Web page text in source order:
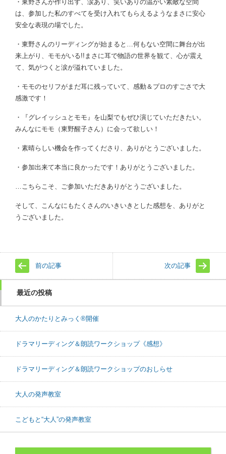
・東野さんが作り出す、涙あり、笑いありの温かい素敵な空間
は、参加した私のすべてを受け入れてもらえるようなまさに安心
安全な表現の場でした。
・東野さんのリーディングが始まると…何もない空間に舞台が出
来上がり、モモがいる!!まさに耳で物語の世界を観て、心が震え
て、気がつくと涙が溢れていました。
・モモのセリフがまだ耳に残っていて、感動＆プロのすごさで大
感激です！
・『グレイッシュとモモ』を山梨でもぜひ演じていただきたい。
みんなにモモ（東野醒子さん）に会って欲しい！
・素晴らしい機会を作ってくださり、ありがとうございました。
・参加出来て本当に良かったです！ありがとうございました。
…こちらこそ、ご参加いただきありがとうございました。
そして、こんなにもたくさんのいきいきとした感想を、ありがと
うございました。
前の記事 次の記事
最近の投稿
大人のかたりとみっく®開催
ドラマリーディング＆朗読ワークショップ《感想》
ドラマリーディング＆朗読ワークショップのおしらせ
大人の発声教室
こどもと“大人”の発声教室